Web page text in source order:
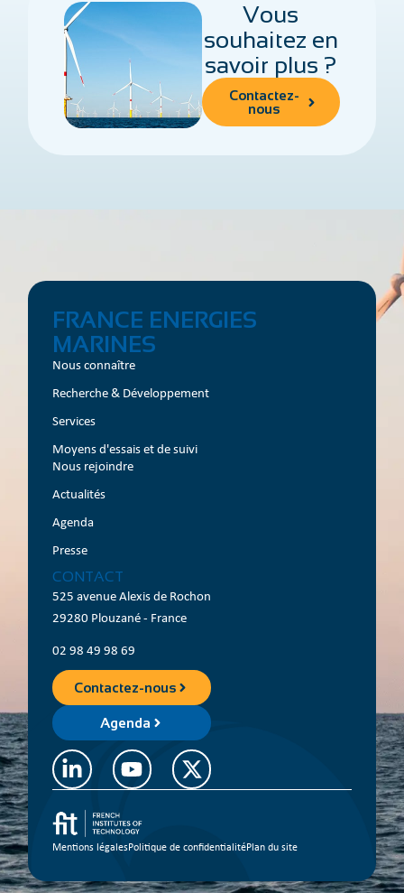
Vous
souhaitez en
savoir plus ?
Contactez-
nous
FRANCE ENERGIES
MARINES
Nous connaître
Recherche & Développement
Services
Moyens d'essais et de suivi
Nous rejoindre
Actualités
Agenda
Presse
CONTACT
525 avenue Alexis de Rochon
29280 Plouzané - France
02 98 49 98 69
Contactez-nous
Agenda
Mentions légalesPolitique de confidentialitéPlan du site